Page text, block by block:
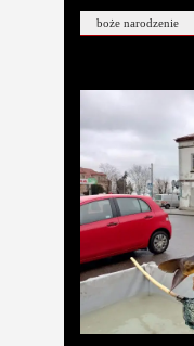
boże narodzenie